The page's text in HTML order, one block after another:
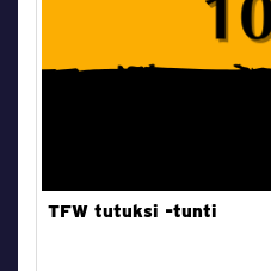
TFW tutuksi -tunti